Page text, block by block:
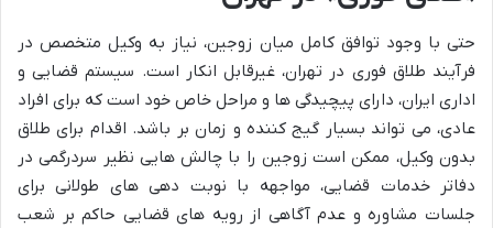
حتی با وجود توافق کامل میان زوجین، نیاز به وکیل متخصص در
فرآیند طلاق فوری در تهران، غیرقابل انکار است. سیستم قضایی و
اداری ایران، دارای پیچیدگی ها و مراحل خاص خود است که برای افراد
عادی، می تواند بسیار گیج کننده و زمان بر باشد. اقدام برای طلاق
بدون وکیل، ممکن است زوجین را با چالش هایی نظیر سردرگمی در
دفاتر خدمات قضایی، مواجهه با نوبت دهی های طولانی برای
جلسات مشاوره و عدم آگاهی از رویه های قضایی حاکم بر شعب